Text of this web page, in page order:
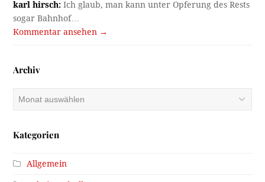
karl hirsch: Ich glaub, man kann unter Opferung des Rests
sogar Bahnhof…
Kommentar ansehen →
Archiv
Kategorien
Allgemein